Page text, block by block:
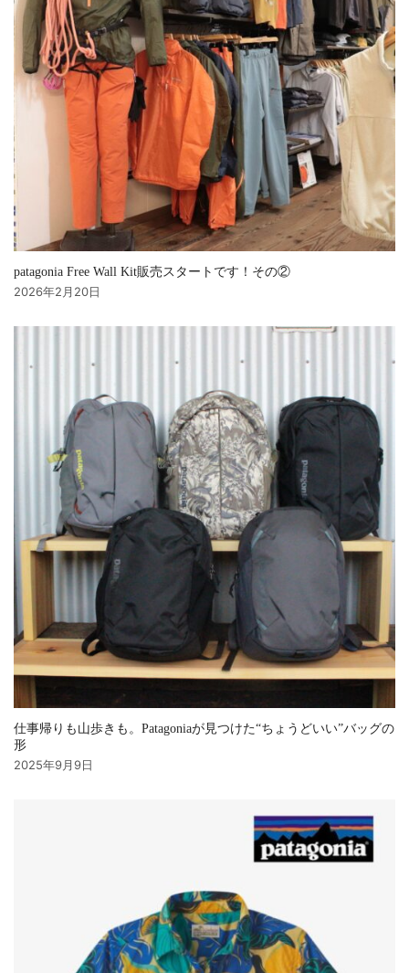
patagonia Free Wall Kit販売スタートです！その②
2026年2月20日
仕事帰りも山歩きも。Patagoniaが見つけた“ちょうどいい”バッグの
形
2025年9月9日